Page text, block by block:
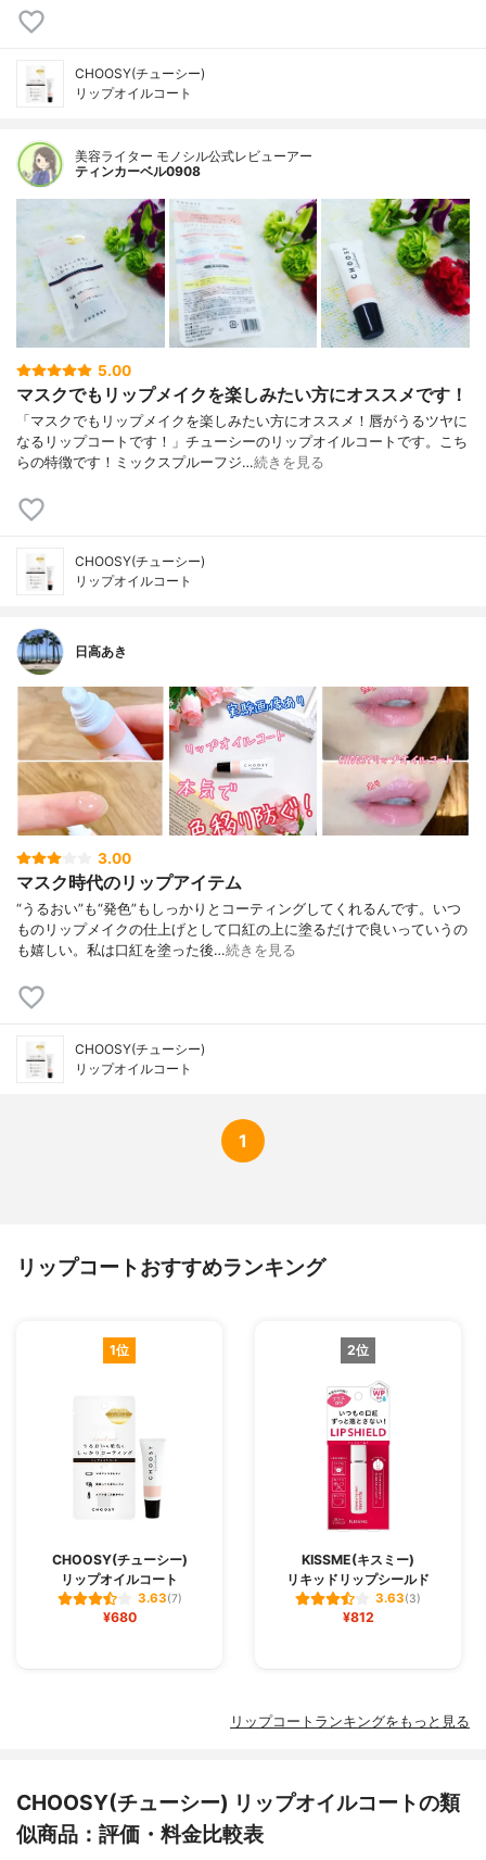
CHOOSY(チューシー)
リップオイルコート
美容ライター モノシル公式レビューアー
ティンカーベル0908
5.00
マスクでもリップメイクを楽しみたい方にオススメです！
「マスクでもリップメイクを楽しみたい方にオススメ！唇がうるツヤに
なるリップコートです！」チューシーのリップオイルコートです。こち
らの特徴です！ミックスプルーフジ…続きを見る
CHOOSY(チューシー)
リップオイルコート
日高あき
3.00
マスク時代のリップアイテム
“うるおい”も“発色”もしっかりとコーティングしてくれるんです。いつ
ものリップメイクの仕上げとして口紅の上に塗るだけで良いっていうの
も嬉しい。私は口紅を塗った後…続きを見る
CHOOSY(チューシー)
リップオイルコート
1
リップコートおすすめランキング
1位
CHOOSY(チューシー)
リップオイルコート
3.63(7)
¥680
2位
KISSME(キスミー)
リキッドリップシールド
3.63(3)
¥812
リップコートランキングをもっと見る
CHOOSY(チューシー) リップオイルコートの類
似商品：評価・料金比較表